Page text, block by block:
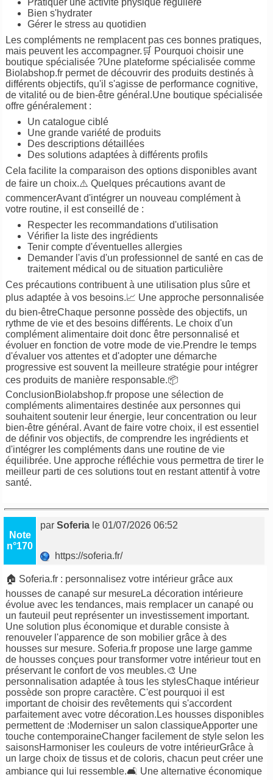
Pratiquer une activité physique régulière
Bien s'hydrater
Gérer le stress au quotidien
Les compléments ne remplacent pas ces bonnes pratiques,
mais peuvent les accompagner.🛒 Pourquoi choisir une
boutique spécialisée ?Une plateforme spécialisée comme
Biolabshop.fr permet de découvrir des produits destinés à
différents objectifs, qu'il s'agisse de performance cognitive,
de vitalité ou de bien-être général.Une boutique spécialisée
offre généralement :
Un catalogue ciblé
Une grande variété de produits
Des descriptions détaillées
Des solutions adaptées à différents profils
Cela facilite la comparaison des options disponibles avant
de faire un choix.⚠️ Quelques précautions avant de
commencerAvant d'intégrer un nouveau complément à
votre routine, il est conseillé de :
Respecter les recommandations d'utilisation
Vérifier la liste des ingrédients
Tenir compte d'éventuelles allergies
Demander l'avis d'un professionnel de santé en cas de
traitement médical ou de situation particulière
Ces précautions contribuent à une utilisation plus sûre et
plus adaptée à vos besoins.📈 Une approche personnalisée
du bien-êtreChaque personne possède des objectifs, un
rythme de vie et des besoins différents. Le choix d'un
complément alimentaire doit donc être personnalisé et
évoluer en fonction de votre mode de vie.Prendre le temps
d'évaluer vos attentes et d'adopter une démarche
progressive est souvent la meilleure stratégie pour intégrer
ces produits de manière responsable.📦
ConclusionBiolabshop.fr propose une sélection de
compléments alimentaires destinée aux personnes qui
souhaitent soutenir leur énergie, leur concentration ou leur
bien-être général. Avant de faire votre choix, il est essentiel
de définir vos objectifs, de comprendre les ingrédients et
d'intégrer les compléments dans une routine de vie
équilibrée. Une approche réfléchie vous permettra de tirer le
meilleur parti de ces solutions tout en restant attentif à votre
santé.
Note
n°170
parSoferia le 01/07/2026 06:52
https://soferia.fr/
🏠 Soferia.fr : personnalisez votre intérieur grâce aux
housses de canapé sur mesureLa décoration intérieure
évolue avec les tendances, mais remplacer un canapé ou
un fauteuil peut représenter un investissement important.
Une solution plus économique et durable consiste à
renouveler l'apparence de son mobilier grâce à des
housses sur mesure. Soferia.fr propose une large gamme
de housses conçues pour transformer votre intérieur tout en
préservant le confort de vos meubles.🎨 Une
personnalisation adaptée à tous les stylesChaque intérieur
possède son propre caractère. C'est pourquoi il est
important de choisir des revêtements qui s'accordent
parfaitement avec votre décoration.Les housses disponibles
permettent de :Moderniser un salon classiqueApporter une
touche contemporaineChanger facilement de style selon les
saisonsHarmoniser les couleurs de votre intérieurGrâce à
un large choix de tissus et de coloris, chacun peut créer une
ambiance qui lui ressemble.🛋️ Une alternative économique